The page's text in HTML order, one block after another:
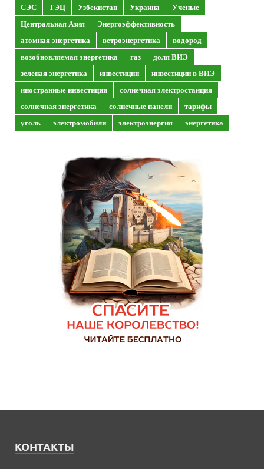
СЭС
ТЭЦ Узбекистан Украина
Ученые
Центральная Азия
Энергоэффективность
атомная энергетика
ветроэнергетика
водород
возобновляемая энергетика
газ
доля ВИЭ
зеленая энергетика
инвестиции
инвестиции в ВИЭ
иностранные инвестиции
солнечная электростанция
солнечная энергетика
солнечные панели
тарифы
уголь
электромобили электроэнергия энергетика
КОНТАКТЫ